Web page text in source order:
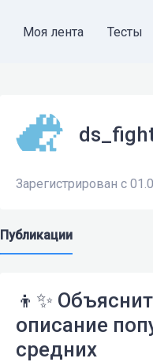
Моя лента Тесты
Зарегистрирован с
Публикации
👦✨
описание
средних